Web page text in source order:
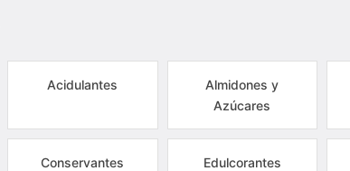
Acidulantes
Almidones y
Azúcares
Conservantes Edulcorantes